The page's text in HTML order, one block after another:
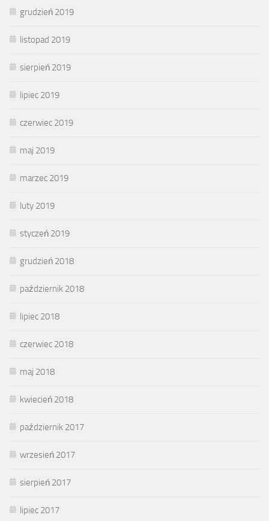
grudzień 2019
listopad 2019
sierpień 2019
lipiec 2019
czerwiec 2019
maj 2019
marzec 2019
luty 2019
styczeń 2019
grudzień 2018
październik 2018
lipiec 2018
czerwiec 2018
maj 2018
kwiecień 2018
październik 2017
wrzesień 2017
sierpień 2017
lipiec 2017